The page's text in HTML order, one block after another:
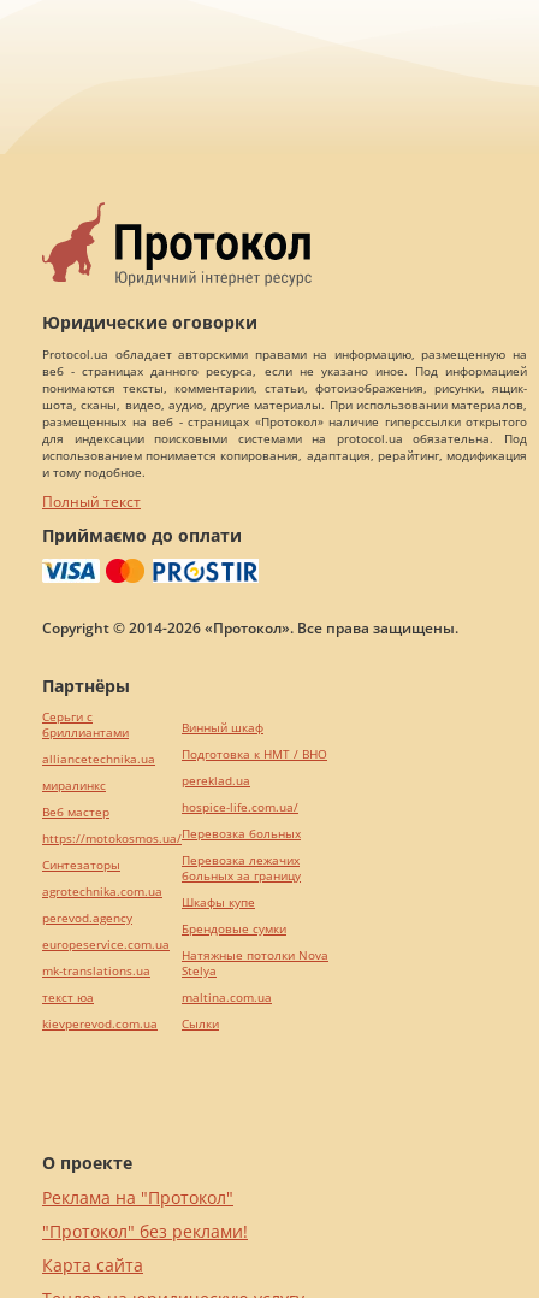
Юридические оговорки
Protocol.ua обладает авторскими правами на информацию, размещенную на
веб - страницах данного ресурса, если не указано иное. Под информацией
понимаются тексты, комментарии, статьи, фотоизображения, рисунки, ящик-
шота, сканы, видео, аудио, другие материалы. При использовании материалов,
размещенных на веб - страницах «Протокол» наличие гиперссылки открытого
для индексации поисковыми системами на protocol.ua обязательна. Под
использованием понимается копирования, адаптация, рерайтинг, модификация
и тому подобное.
Полный текст
Приймаємо до оплати
Copyright © 2014-2026 «Протокол». Все права защищены.
О проекте
Реклама на "Протокол"
"Протокол" без реклами!
Карта сайта
Партнёры
Серьги с
бриллиантами
alliancetechnika.ua
миралинкс
Веб мастер
https://motokosmos.ua/
Синтезаторы
agrotechnika.com.ua
perevod.agency
europeservice.com.ua
mk-translations.ua
текст юа
kievperevod.com.ua
Винный шкаф
Подготовка к НМТ / ВНО
pereklad.ua
hospice-life.com.ua/
Перевозка больных
Перевозка лежачих
больных за границу
Шкафы купе
Брендовые сумки
Натяжные потолки Nova
Stelya
maltina.com.ua
Cылки